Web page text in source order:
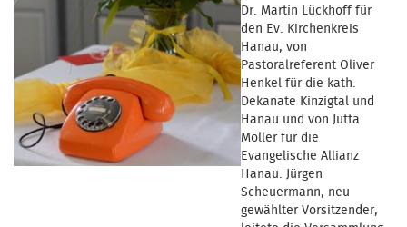
Dr. Martin Lückhoff für
den Ev. Kirchenkreis
Hanau, von
Pastoralreferent Oliver
Henkel für die kath.
Dekanate Kinzigtal und
Hanau und von Jutta
Möller für die
Evangelische Allianz
Hanau. Jürgen
Scheuermann, neu
gewählter Vorsitzender,